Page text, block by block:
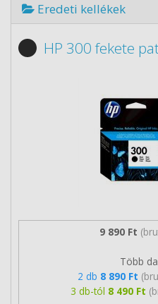
Eredeti kellékek
HP 300 fekete
9 890 Ft
Több
2 db 8 890 Ft
3 db-tól 8 490 Ft